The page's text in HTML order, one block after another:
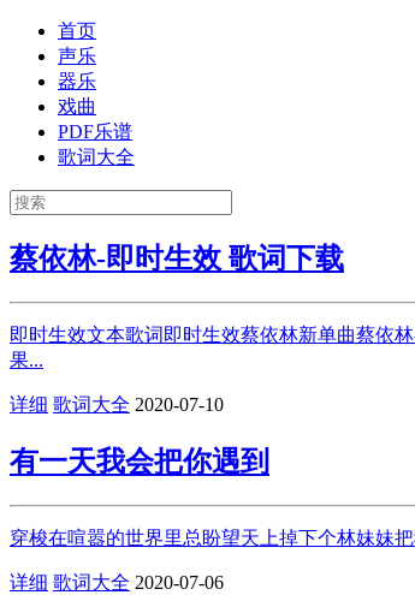
首页
声乐
器乐
戏曲
PDF乐谱
歌词大全
蔡依林-即时生效 歌词下载
即时生效文本歌词即时生效蔡依林新单曲蔡依
果...
详细 歌词大全 2020-07-10
有一天我会把你遇到
穿梭在喧嚣的世界里总盼望天上掉下个林妹妹
详细 歌词大全 2020-07-06